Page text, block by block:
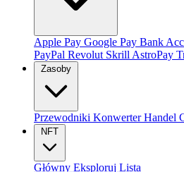
Apple Pay Google Pay Bank
PayPal Revolut Skrill AstroPay
Zasoby
Przewodniki KonwerterHandel
NFT
Główny Eksploruj Lista